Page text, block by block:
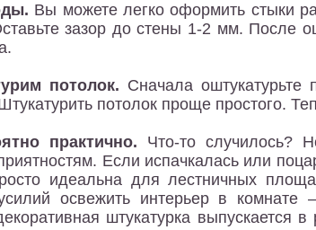
Вы можете легко оформить стыки
зазор до стены 1-2 мм. После
потолок. Сначала оштукатурьте
потолок проще простого.
практично. Что-то случилось?
Если испачкалась или
идеальна для лестничных
освежить интерьер в комнате
штукатурка